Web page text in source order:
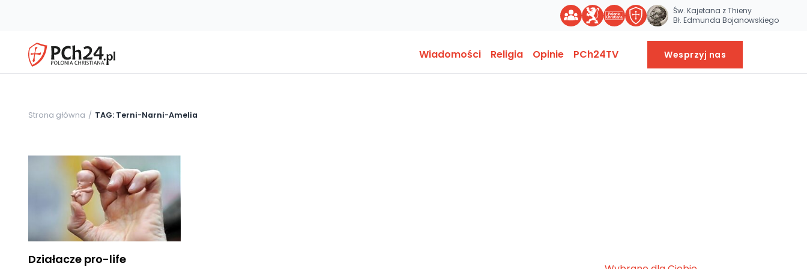
Św. Kajetana z Thieny
Bł. Edmunda Bojanowskiego
Wiadomości Religia Opinie PCh24TV Wesprzyj nas
Strona główna TAG: Terni-Narni-Amelia
Działacze pro-life